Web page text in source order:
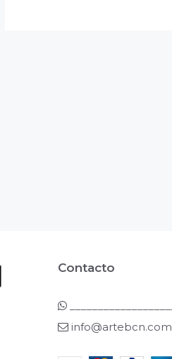
Contacto
info@artebcn.com